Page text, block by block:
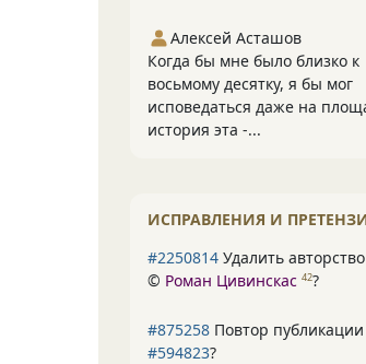
Алексей Асташов
Когда бы мне было близко к
восьмому десятку, я бы мог
исповедаться даже на
история эта -...
ИСПРАВЛЕНИЯ И
#2250814 Удалить авторство
© Роман Цивинскас 42?
#875258 Повтор публикации
#594823?